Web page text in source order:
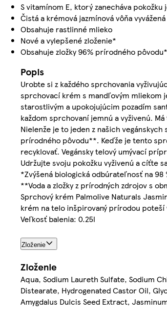
S vitamínom E, ktorý zanecháva pokožku
Čistá a krémová jazmínová vôňa
Obsahuje rastlinné mlieko
Nové a vylepšené zloženie*
Obsahuje zložky 96% prírodného pôvodu*
Popis
Urobte si z každého sprchovania
sprchovací krém s mandľovým mliekom
starostlivým a upokojujúcim pozadím
každom sprchovaní jemnú a vyživenú.
Nielenže je to jeden z našich
prírodného pôvodu**. Keďže je tento
recyklovať. Vegánsky telový umývací
Udržujte svoju pokožku vyživenú a cíťte
*Zvýšená biologická odbúrateľnosť na 98
**Voda a zložky z prírodných zdrojov s
Sprchový krém Palmolive Naturals
krém na telo inšpirovaný prírodou poteší
Veľkosť balenia: 0.25l
Zloženie
Zloženie
Aqua, Sodium Laureth Sulfate, Sodium
Distearate, Hydrogenated Castor Oil,
Amygdalus Dulcis Seed Extract,